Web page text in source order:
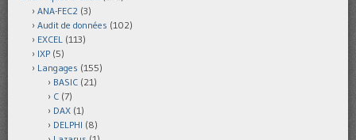
ANA-FEC2 (3)
Audit de données (102)
EXCEL (113)
IXP (5)
Langages (155)
BASIC (21)
C (7)
DAX (1)
DELPHI (8)